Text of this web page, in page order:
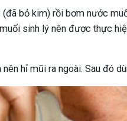
(đã bỏ kim) rồi bơm nước
sinh lý nên được thực
hỉ mũi ra ngoài. Sau đó